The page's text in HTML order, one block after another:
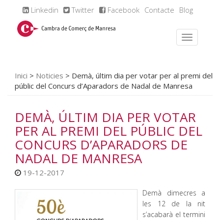
Linkedin Twitter Facebook Contacte Blog
Inici > Noticies > Demà, últim dia per votar per al premi del
públic del Concurs d’Aparadors de Nadal de Manresa
DEMÀ, ÚLTIM DIA PER VOTAR
PER AL PREMI DEL PÚBLIC DEL
CONCURS D’APARADORS DE
NADAL DE MANRESA
19-12-2017
Demà dimecres a
les 12 de la nit
s’acabarà el termini